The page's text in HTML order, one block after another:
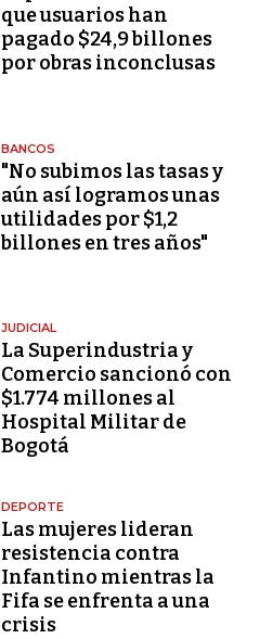
que usuarios han
pagado $24,9 billones
por obras inconclusas
BANCOS
"No subimos las tasas y
aún así logramos unas
utilidades por $1,2
billones en tres años"
JUDICIAL
La Superindustria y
Comercio sancionó con
$1.774 millones al
Hospital Militar de
Bogotá
DEPORTE
Las mujeres lideran
resistencia contra
Infantino mientras la
Fifa se enfrenta a una
crisis